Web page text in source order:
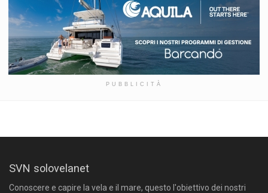
PUBBLICITÀ
SVN solovelanet
Conoscere e capire la vela e il mare, questo l'obiettivo dei nostri